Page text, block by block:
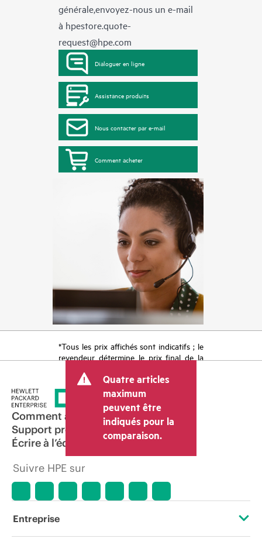
générale,envoyez-nous un e-mail
à hpestore.quote-
request@hpe.com
Dialoguer en ligne
Assistance produits
Nous contacter par e-mail
Comment acheter
*Tous les prix affichés sont indicatifs ; le
revendeur détermine le prix final de la
tels que la TVA ou les taxes sur la vente
et les frais d’expédition. Le prix de la
transaction déterminé par le revendeur
peut varier par rapport à d’autres
revendeurs et au prix indicatif affiché.
Les prix indicatifs peuvent inclure des
offres promotionnelles limitées dans le
temps. HPE se réserve le droit d’ajuster
les prix à tout moment pour diverses
raisons, notamment, mais sans s’y limiter,
l’arrêt d’un produit, la disponibilité
période de promotion et des erreurs
dans les publicités.
Quatre articles
maximum
peuvent être
indiqués pour la
comparaison.
Comment acheter
Support produit
Écrire à l’équipe commerciale
Suivre HPE sur
Entreprise